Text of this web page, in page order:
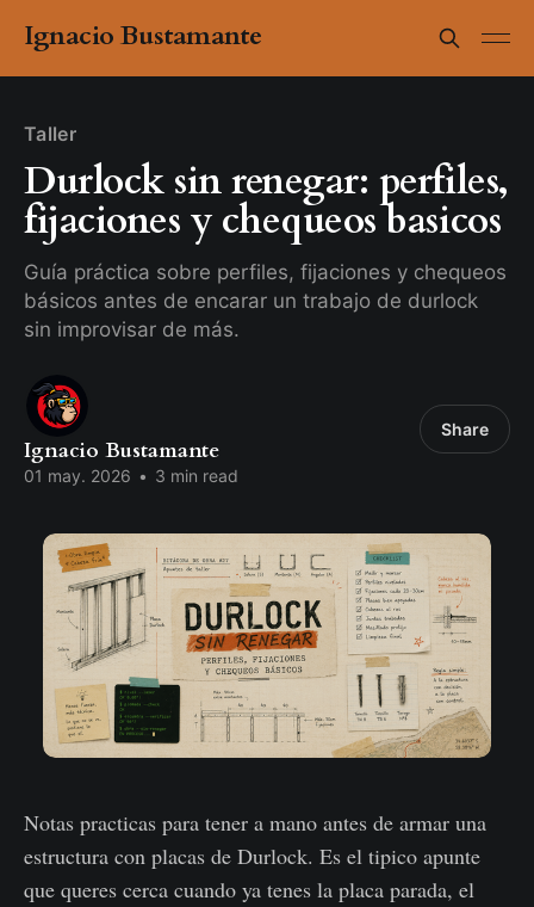
Ignacio Bustamante
Taller
Durlock sin renegar: perfiles,
fijaciones y chequeos basicos
Guía práctica sobre perfiles, fijaciones y chequeos
básicos antes de encarar un trabajo de durlock
sin improvisar de más.
Ignacio Bustamante
01 may. 2026 • 3 min read
Share
Notas practicas para tener a mano antes de armar una
estructura con placas de Durlock. Es el tipico apunte
que queres cerca cuando ya tenes la placa parada, el